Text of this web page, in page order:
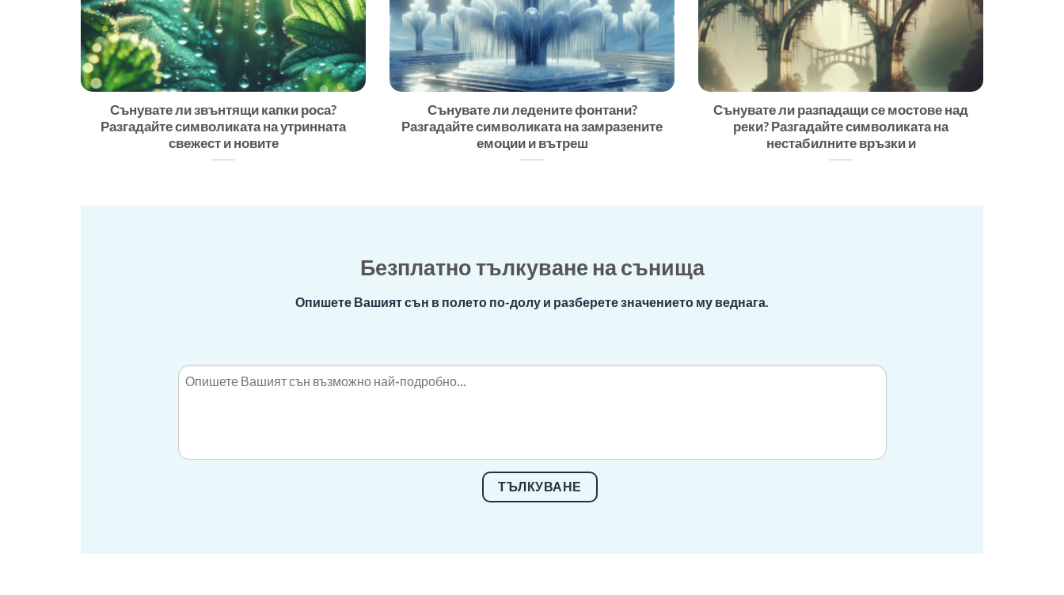
Сънувате ли звънтящи капки роса?
Разгадайте символиката на утринната
свежест и новите
Сънувате ли ледените фонтани?
Разгадайте символиката на замразените
емоции и вътреш
Сънувате ли разпадащи се мостове над
реки? Разгадайте символиката на
нестабилните връзки и
Безплатно тълкуване на сънища
Опишете Вашият сън в полето по-долу и разберете значението му веднага.
ТЪЛКУВАНЕ